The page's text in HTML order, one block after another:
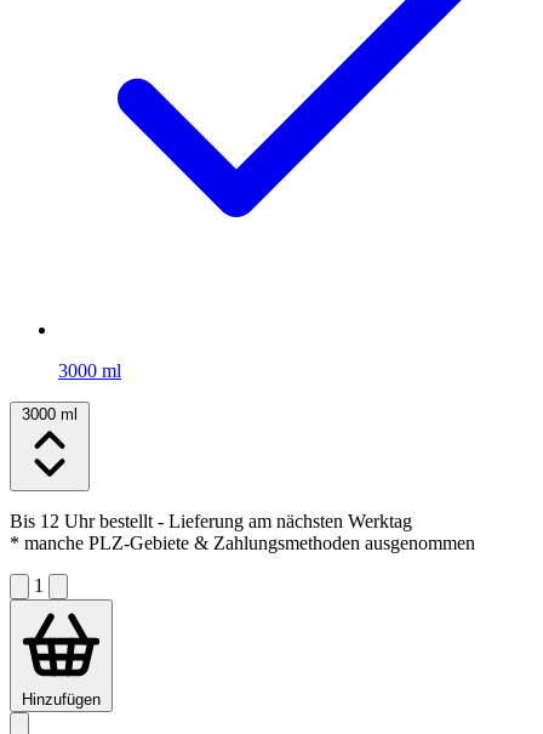
3000 ml
3000 ml
Bis 12 Uhr bestellt- Lieferung am nächsten Werktag
* manche PLZ-Gebiete & Zahlungsmethoden ausgenommen
1
Hinzufügen